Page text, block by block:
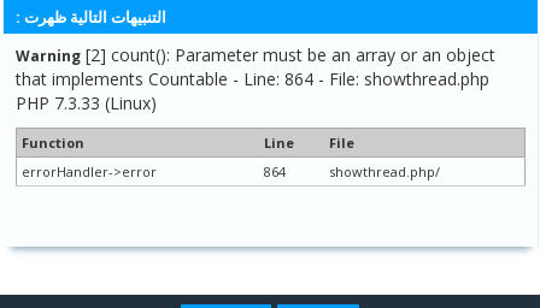
التنبيهات التالية ظهرت :
Warning[2] count(): Parameter must be an array or an object
that implements Countable - Line: 864 - File: showthread.php
PHP 7.3.33 (Linux)
File
Line
Function
864
errorHandler->error